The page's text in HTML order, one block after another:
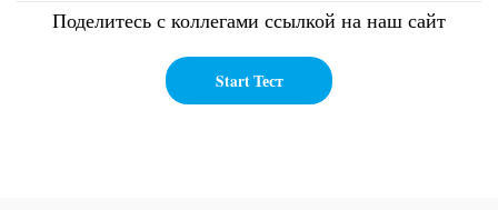
Поделитесь с коллегами ссылкой на наш сайт